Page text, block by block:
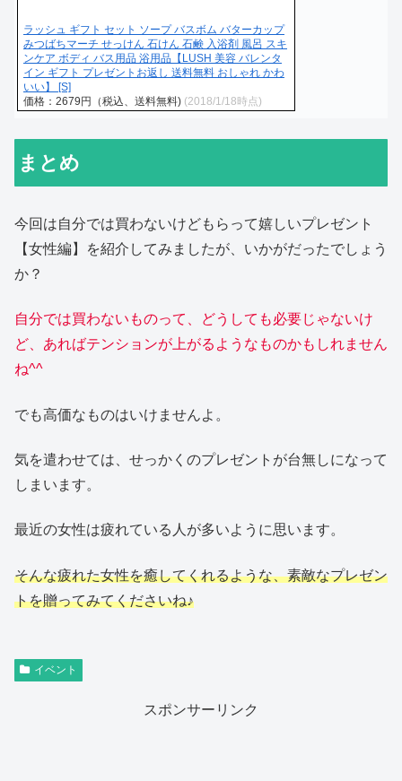
ラッシュ ギフト セット ソープ バスボム バターカップ
みつばちマーチ せっけん 石けん 石鹸 入浴剤 風呂 スキ
ンケア ボディ バス用品 浴用品【LUSH 美容 バレンタ
イン ギフト プレゼントお返し 送料無料 おしゃれ かわ
いい】 [S]
価格：2679円（税込、送料無料) (2018/1/18時点)
まとめ
今回は自分では買わないけどもらって嬉しいプレゼント
【女性編】を紹介してみましたが、いかがだったでしょう
か？
自分では買わないものって、どうしても必要じゃないけ
ど、あればテンションが上がるようなものかもしれません
ね^^
でも高価なものはいけませんよ。
気を遣わせては、せっかくのプレゼントが台無しになって
しまいます。
最近の女性は疲れている人が多いように思います。
そんな疲れた女性を癒してくれるような、素敵なプレゼン
トを贈ってみてくださいね♪
イベント
スポンサーリンク